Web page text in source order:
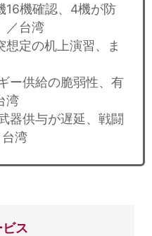
16機確認、4機が防
／台湾
想定の机上演習、ま
ー供給の脆弱性、有
湾
器供与が遅延、戦闘
湾
ス